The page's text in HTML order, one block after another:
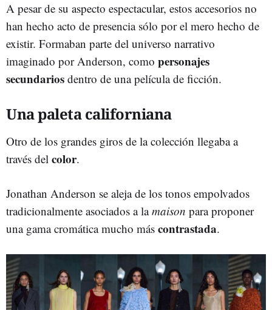
A pesar de su aspecto espectacular, estos accesorios no
han hecho acto de presencia sólo por el mero hecho de
existir. Formaban parte del universo narrativo
imaginado por Anderson, como personajes
secundarios dentro de una película de ficción.
Una paleta californiana
Otro de los grandes giros de la colección llegaba a
través del color.
Jonathan Anderson se aleja de los tonos empolvados
tradicionalmente asociados a lamaison para proponer
una gama cromática mucho más contrastada.